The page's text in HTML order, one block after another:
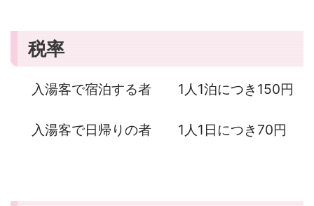
税率
入湯客で宿泊する者 1人1泊につき150円
入湯客で日帰りの者 1人1日につき70円